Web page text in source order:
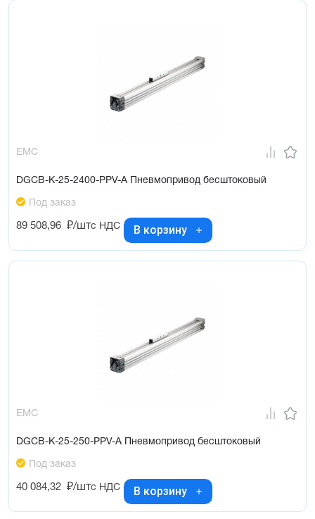
EMC
DGCB-K-25-2400-PPV-A Пневмопривод бесштоковый
Под заказ
89 508,96 ₽/штс НДС В корзину
EMC
DGCB-K-25-250-PPV-A Пневмопривод бесштоковый
Под заказ
40 084,32 ₽/штс НДС В корзину